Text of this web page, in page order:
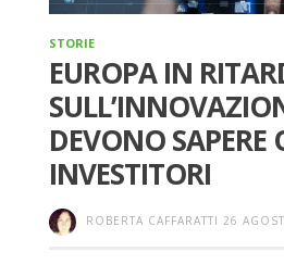
STORIE
EUROPA IN
DEVONO SAPERE
INVESTITORI
ROBERTA CAFFARATTI 26